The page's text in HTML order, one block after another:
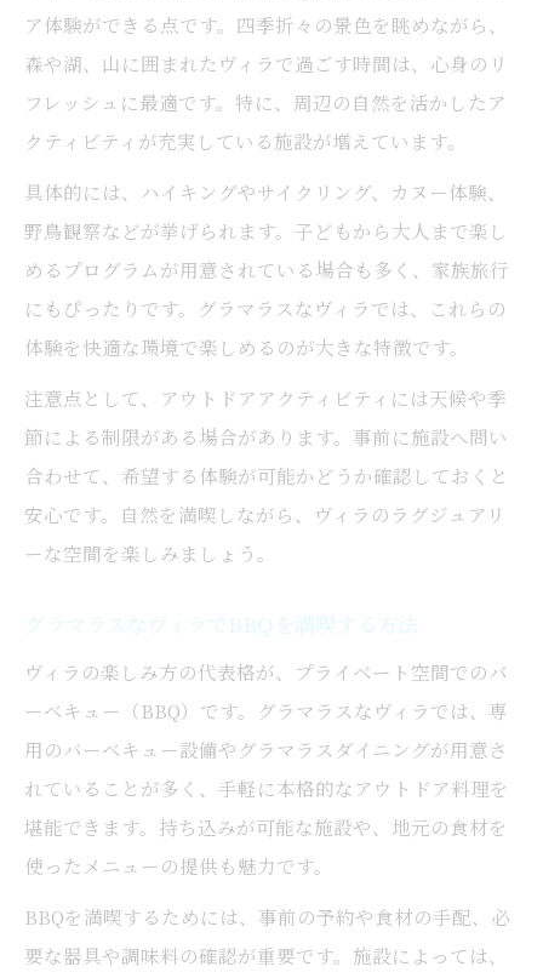
ア体験ができる点です。四季折々の景色を眺めながら、
森や湖、山に囲まれたヴィラで過ごす時間は、心身のリ
フレッシュに最適です。特に、周辺の自然を活かしたア
クティビティが充実している施設が増えています。
具体的には、ハイキングやサイクリング、カヌー体験、
野鳥観察などが挙げられます。子どもから大人まで楽し
めるプログラムが用意されている場合も多く、家族旅行
にもぴったりです。グラマラスなヴィラでは、これらの
体験を快適な環境で楽しめるのが大きな特徴です。
注意点として、アウトドアアクティビティには天候や季
節による制限がある場合があります。事前に施設へ問い
合わせて、希望する体験が可能かどうか確認しておくと
安心です。自然を満喫しながら、ヴィラのラグジュアリ
ーな空間を楽しみましょう。
グラマラスなヴィラでBBQを満喫する方法
ヴィラの楽しみ方の代表格が、プライベート空間でのバ
ーベキュー（BBQ）です。グラマラスなヴィラでは、専
用のバーベキュー設備やグラマラスダイニングが用意さ
れていることが多く、手軽に本格的なアウトドア料理を
堪能できます。持ち込みが可能な施設や、地元の食材を
使ったメニューの提供も魅力です。
BBQを満喫するためには、事前の予約や食材の手配、必
要な器具や調味料の確認が重要です。施設によっては、